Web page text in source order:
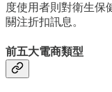
度使用者則對衛生保
關注折扣訊息。
前五大電商類型